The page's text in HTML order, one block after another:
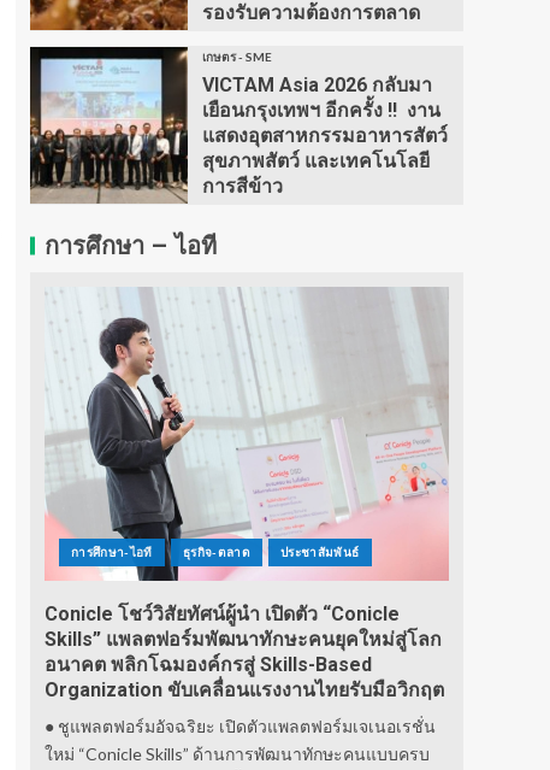
รองรับความต้องการตลาด
เกษตร - SME
VICTAM Asia 2026 กลับมา
เยือนกรุงเทพฯ อีกครั้ง !! งาน
แสดงอุตสาหกรรมอาหารสัตว์
สุขภาพสัตว์ และเทคโนโลยี
การสีข้าว
การศึกษา – ไอที
การศึกษา-ไอที ธุรกิจ-ตลาด ประชาสัมพันธ์
Conicle โชว์วิสัยทัศน์ผู้นำ เปิดตัว “Conicle
Skills” แพลตฟอร์มพัฒนาทักษะคนยุคใหม่สู่โลก
อนาคต พลิกโฉมองค์กรสู่ Skills-Based
Organization ขับเคลื่อนแรงงานไทยรับมือวิกฤต
● ชูแพลตฟอร์มอัจฉริยะ เปิดตัวแพลตฟอร์มเจเนอเรชั่น
ใหม่ “Conicle Skills” ด้านการพัฒนาทักษะคนแบบครบ